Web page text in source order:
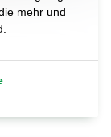
mehr und